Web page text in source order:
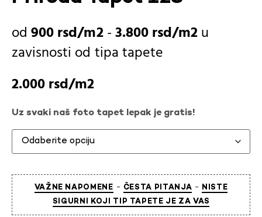
900rsd -3.800rsd
u
zavisnosti od tipa tapete
2.000rsd
Uz svaki naš foto tapet lepak je gratis!
VAŽNE NAPOMENE - ČESTA PITANJA - NISTE
SIGURNI KOJI TIP TAPETE JE ZA VAS